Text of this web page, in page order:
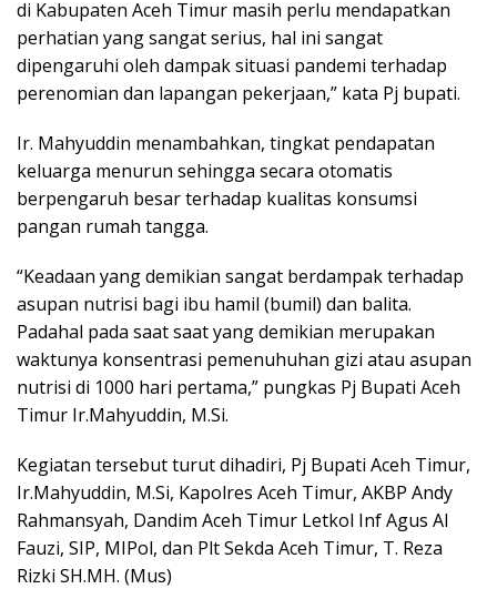
di Kabupaten Aceh Timur masih perlu mendapatkan
perhatian yang sangat serius, hal ini sangat
dipengaruhi oleh dampak situasi pandemi terhadap
perenomian dan lapangan pekerjaan,” kata Pj bupati.
Ir. Mahyuddin menambahkan, tingkat pendapatan
keluarga menurun sehingga secara otomatis
berpengaruh besar terhadap kualitas konsumsi
pangan rumah tangga.
“Keadaan yang demikian sangat berdampak terhadap
asupan nutrisi bagi ibu hamil (bumil) dan balita.
Padahal pada saat saat yang demikian merupakan
waktunya konsentrasi pemenuhuhan gizi atau asupan
nutrisi di 1000 hari pertama,” pungkas Pj Bupati Aceh
Timur Ir.Mahyuddin, M.Si.
Kegiatan tersebut turut dihadiri, Pj Bupati Aceh Timur,
Ir.Mahyuddin, M.Si, Kapolres Aceh Timur, AKBP Andy
Rahmansyah, Dandim Aceh Timur Letkol Inf Agus Al
Fauzi, SIP, MIPol, dan Plt Sekda Aceh Timur, T. Reza
Rizki SH.MH. (Mus)